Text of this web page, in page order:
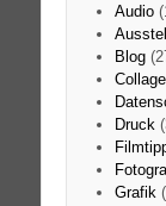
Audio
Blog
Collage
Druck
Grafik